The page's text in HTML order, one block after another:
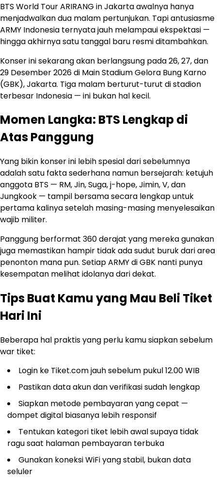
BTS World Tour ARIRANG in Jakarta awalnya hanya
menjadwalkan dua malam pertunjukan. Tapi antusiasme
ARMY Indonesia ternyata jauh melampaui ekspektasi —
hingga akhirnya satu tanggal baru resmi ditambahkan.
Konser ini sekarang akan berlangsung pada 26, 27, dan
29 Desember 2026 di Main Stadium Gelora Bung Karno
(GBK), Jakarta. Tiga malam berturut-turut di stadion
terbesar Indonesia — ini bukan hal kecil.
Momen Langka: BTS Lengkap di
Atas Panggung
Yang bikin konser ini lebih spesial dari sebelumnya
adalah satu fakta sederhana namun bersejarah: ketujuh
anggota BTS — RM, Jin, Suga, j-hope, Jimin, V, dan
Jungkook — tampil bersama secara lengkap untuk
pertama kalinya setelah masing-masing menyelesaikan
wajib militer.
Panggung berformat 360 derajat yang mereka gunakan
juga memastikan hampir tidak ada sudut buruk dari area
penonton mana pun. Setiap ARMY di GBK nanti punya
kesempatan melihat idolanya dari dekat.
Tips Buat Kamu yang Mau Beli Tiket
Hari Ini
Beberapa hal praktis yang perlu kamu siapkan sebelum
war tiket:
Login ke Tiket.com jauh sebelum pukul 12.00 WIB
Pastikan data akun dan verifikasi sudah lengkap
Siapkan metode pembayaran yang cepat —
dompet digital biasanya lebih responsif
Tentukan kategori tiket lebih awal supaya tidak
ragu saat halaman pembayaran terbuka
Gunakan koneksi WiFi yang stabil, bukan data
seluler